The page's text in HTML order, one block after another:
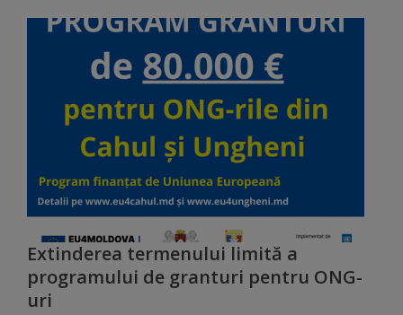
„Merite
pentru
Ungheni”
Diplome
de
Excelență
Ungheniul
turistic
Extinderea termenului limită a
programului de granturi pentru ONG-
uri